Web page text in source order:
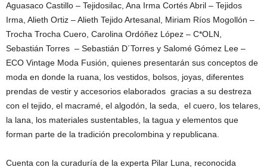
Aguasaco Castillo – Tejidosilac, Ana Irma Cortés Abril – Tejidos
Irma, Alieth Ortiz – Alieth Tejido Artesanal, Miriam Ríos Mogollón –
Trocha Trocha Cuero, Carolina Ordóñez López – C*OLN,
Sebastián Torres – Sebastián D´Torres y Salomé Gómez Lee –
ECO Vintage Moda Fusión, quienes presentarán sus conceptos de
moda en donde la ruana, los vestidos, bolsos, joyas, diferentes
prendas de vestir y accesorios elaborados gracias a su destreza
con el tejido, el macramé, el algodón, la seda, el cuero, los telares,
la lana, los materiales sustentables, la tagua y elementos que
forman parte de la tradición precolombina y republicana.
Cuenta con la curaduría de la experta Pilar Luna, reconocida